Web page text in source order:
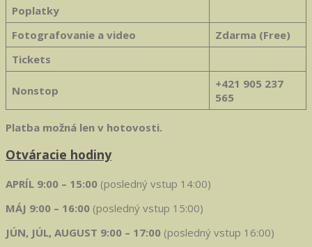
Poplatky
Fotografovanie a video
Zdarma (Free)
Tickets
Nonstop
+421 905 237
565
Platba možná len v hotovosti.
Otváracie hodiny
APRÍL 9:00 – 15:00 (posledný vstup 14:00)
MÁJ 9:00 – 16:00 (posledný vstup 15:00)
JÚN, JÚL, AUGUST 9:00 – 17:00 (posledný vstup 16:00)